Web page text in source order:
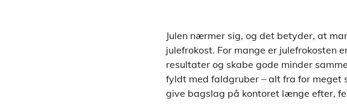
Julen nærmer sig, og det betyder, at
julefrokost. For mange er julefrokosten
resultater og skabe gode minder
fyldt med faldgruber – alt fra for meget
give bagslag på kontoret længe efter,